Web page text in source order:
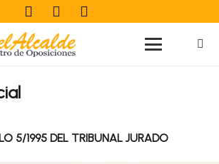
5/1995 DEL TRIBUNAL JURADO